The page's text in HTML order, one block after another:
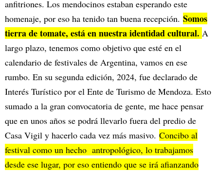
anfitriones. Los mendocinos estaban esperando este
homenaje, por eso ha tenido tan buena recepción. Somos
tierra de tomate, está en nuestra identidad cultural. A
largo plazo, tenemos como objetivo que esté en el
calendario de festivales de Argentina, vamos en ese
rumbo. En su segunda edición, 2024, fue declarado de
Interés Turístico por el Ente de Turismo de Mendoza. Esto
sumado a la gran convocatoria de gente, me hace pensar
que en unos años se podrá llevarlo fuera del predio de
Casa Vigil y hacerlo cada vez más masivo. Concibo al
festival como un hecho antropológico, lo trabajamos
desde ese lugar, por eso entiendo que se irá afianzando